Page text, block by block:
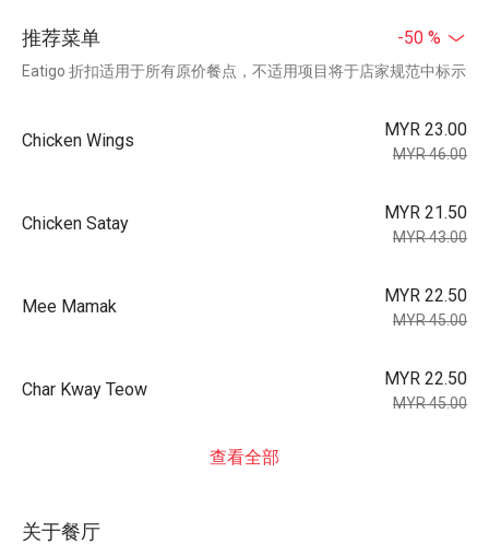
推荐菜单 -50 %
Eatigo 折扣适用于所有原价餐点，不适用项目将于店家规范中标示
Chicken Wings
MYR 23.00
MYR 46.00
Chicken Satay
MYR 21.50
MYR 43.00
Mee Mamak
MYR 22.50
MYR 45.00
Char Kway Teow
MYR 22.50
MYR 45.00
查看全部
关于餐厅